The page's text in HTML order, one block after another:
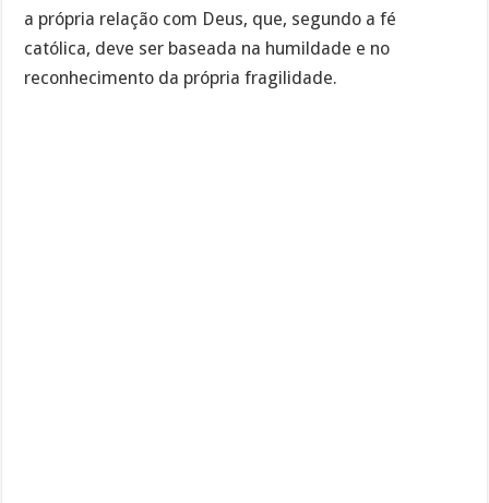
a própria relação com Deus, que, segundo a fé
católica, deve ser baseada na humildade e no
reconhecimento da própria fragilidade.